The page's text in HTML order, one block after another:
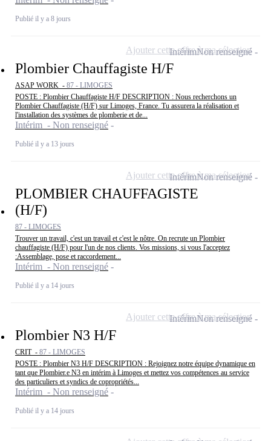
Publié il y a 8 jours
Plombier Chauffagiste H/F
ASAP WORK - 87 - LIMOGES
POSTE : Plombier Chauffagiste H/F DESCRIPTION : Nous recherchons un
Plombier Chauffagiste (H/F) sur Limoges, France. Tu assurera la réalisation et
l'installation des systèmes de plomberie et de...
Intérim - Non renseigné
Publié il y a 13 jours
IntérimNon renseigné
Ajouter cette offre à ma sélection
PLOMBIER CHAUFFAGISTE
(H/F)
87 - LIMOGES
Trouver un travail, c'est un travail et c'est le nôtre. On recrute un Plombier
chauffagiste (H/F) pour l'un de nos clients. Vos missions, si vous l'acceptez
:Assemblage, pose et raccordement...
Intérim - Non renseigné
Publié il y a 14 jours
IntérimNon renseigné
Ajouter cette offre à ma sélection
Plombier N3 H/F
CRIT - 87 - LIMOGES
POSTE : Plombier N3 H/F DESCRIPTION : Rejoignez notre équipe dynamique en
tant que Plombier.e N3 en intérim à Limoges et mettez vos compétences au service
des particuliers et syndics de copropriétés...
Intérim - Non renseigné
Publié il y a 14 jours
IntérimNon renseigné
Ajouter cette offre à ma sélection